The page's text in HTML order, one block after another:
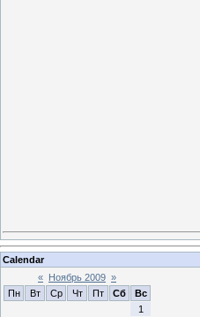
Calendar
« Ноябрь 2009 »
Пн
Вт Ср Чт Пт Сб
Вс
1